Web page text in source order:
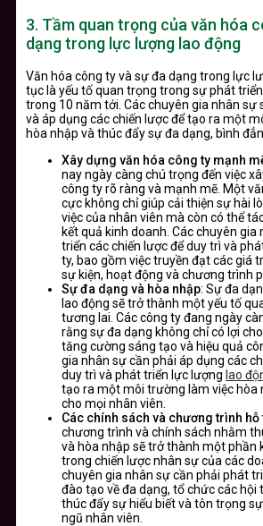
3. Tầm quan trọng của văn hóa
dạng trong lực lượng lao động
Văn hóa công ty và sự đa dạng trong lực
tục là yếu tố quan trọng trong sự phát
trong 10 năm tới. Các chuyên gia nhân sự
và áp dụng các chiến lược để tạo ra một
hòa nhập và thúc đẩy sự đa dạng, bình
Xây dựng văn hóa công ty mạnh
nay ngày càng chú trọng đến việc
công ty rõ ràng và mạnh mẽ. Một
cực không chỉ giúp cải thiện sự hài
việc của nhân viên mà còn có thể
kết quả kinh doanh. Các chuyên gia
triển các chiến lược để duy trì và
ty, bao gồm việc truyền đạt các giá
sự kiện, hoạt động và chương trình
Sự đa dạng và hòa nhập: Sự đa
lao động sẽ trở thành một yếu tố
tương lai. Các công ty đang ngày
rằng sự đa dạng không chỉ có lợi
tăng cường sáng tạo và hiệu quả
gia nhân sự cần phải áp dụng các
duy trì và phát triển lực lượng lao
tạo ra một môi trường làm việc hòa
cho mọi nhân viên.
Các chính sách và chương trình
chương trình và chính sách nhằm
và hòa nhập sẽ trở thành một phần
trong chiến lược nhân sự của các
chuyên gia nhân sự cần phải phát
đào tạo về đa dạng, tổ chức các hội
thúc đẩy sự hiểu biết và tôn trọng
ngũ nhân viên.